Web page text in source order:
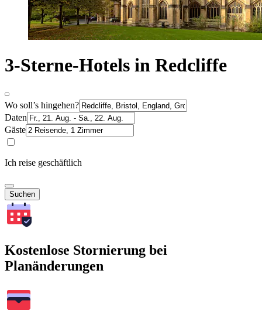
3-Sterne-Hotels in Redcliffe
Wo soll’s hingehen?
Daten
Gäste
Ich reise geschäftlich
Suchen
Kostenlose Stornierung bei
Planänderungen